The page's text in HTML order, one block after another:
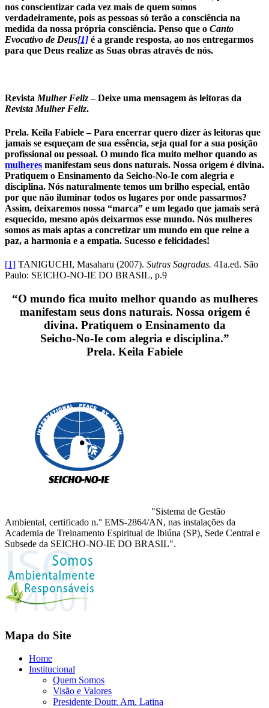
nos conscientizar cada vez mais de quem somos
verdadeiramente, pois as pessoas só terão a consciência na
medida da nossa própria consciência. Penso que o Canto
Evocativo de Deus[1] é a grande resposta, ao nos entregarmos
para que Deus realize as Suas obras através de nós.
Revista Mulher Feliz–Deixe uma mensagem às leitoras da
Revista Mulher Feliz.
Prela. Keila Fabiele –Para encerrar quero dizer às leitoras que
jamais se esqueçam de sua essência, seja qual for a sua posição
profissional ou pessoal. O mundo fica muito melhor quando as
mulheres manifestam seus dons naturais. Nossa origem é divina.
Pratiquem o Ensinamento da Seicho-No-Ie com alegria e
disciplina. Nós naturalmente temos um brilho especial, então
por que não iluminar todos os lugares por onde passarmos?
Assim, deixaremos nossa “marca” e um legado que jamais será
esquecido, mesmo após deixarmos esse mundo. Nós mulheres
somos as mais aptas a concretizar um mundo em que reine a
paz, a harmonia e a empatia. Sucesso e felicidades!
[1] TANIGUCHI, Masaharu (2007). Sutras Sagradas. 41a.ed. São
Paulo: SEICHO-NO-IE DO BRASIL, p.9
“O mundo fica muito melhor quando as mulheres
manifestam seus dons naturais. Nossa origem é
divina. Pratiquem o Ensinamento da
Seicho-No-Ie com alegria e disciplina.”
Prela. Keila Fabiele
"Sistema de Gestão
Ambiental, certificado n.° EMS-2864/AN, nas instalações da
Academia de Treinamento Espiritual de Ibiúna (SP), Sede Central e
Subsede da SEICHO-NO-IE DO BRASIL".
Mapa do Site
Home
Institucional
Quem Somos
Visão e Valores
Presidente Doutr. Am. Latina